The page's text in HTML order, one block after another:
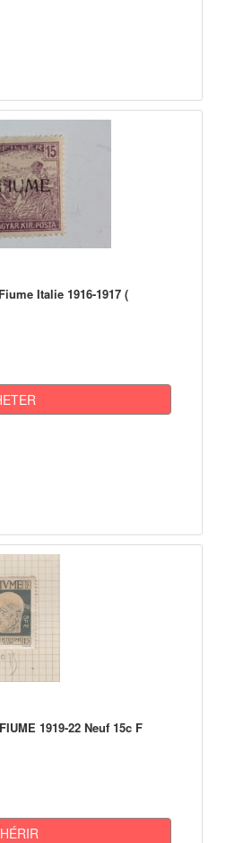
Italie 1916-1917 (
1919-22 Neuf 15c F